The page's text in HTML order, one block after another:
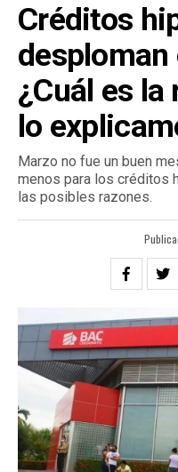
Créditos
desploman
¿Cuál es la
lo
Marzo no fue un buen
menos para los créditos
las posibles razones.